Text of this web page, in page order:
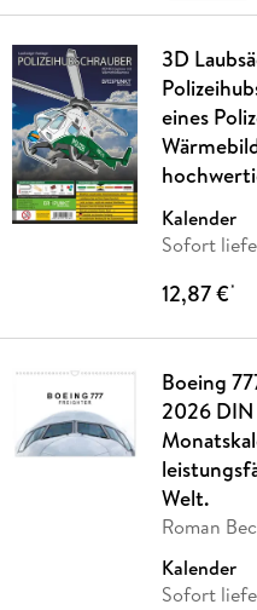
3D
eines
Kalender
Sofort
12,87 €*
Boeing
2026
Welt.
Roman
Kalender
Sofort